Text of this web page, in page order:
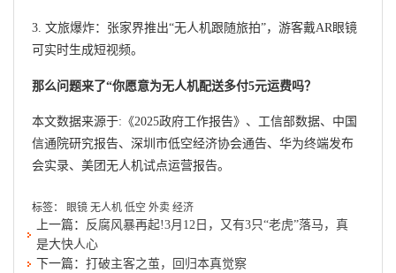
3. 文旅爆炸：张家界推出“无人机跟随旅拍”，游客戴AR眼镜
可实时生成短视频。
那么问题来了“你愿意为无人机配送多付5元运费吗？
本文数据来源于:《2025政府工作报告》、工信部数据、中国
信通院研究报告、深圳市低空经济协会通告、华为终端发布
会实录、美团无人机试点运营报告。
标签： 眼镜 无人机 低空 外卖 经济
上一篇： 反腐风暴再起!3月12日，又有3只“老虎”落马，真
是大快人心
下一篇： 打破主客之茧，回归本真觉察